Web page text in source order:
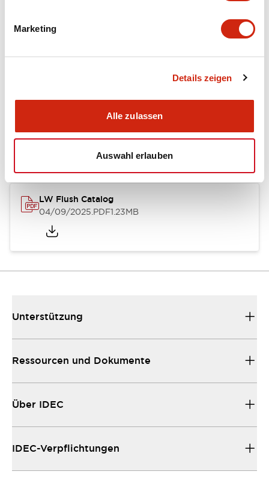
Marketing
Details zeigen
Alle zulassen
Auswahl erlauben
Mounting and Installation Specifications
Kataloge & Broschüren Genehmigungen & Standards
LW Flush Catalog
04/09/2025.PDF1.23MB
Unterstützung
Ressourcen und Dokumente
Über IDEC
IDEC-Verpflichtungen